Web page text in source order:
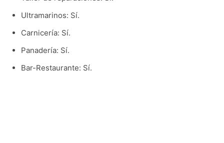
Ultramarinos: Sí.
Carnicería: Sí.
Panadería: Sí.
Bar-Restaurante: Sí.